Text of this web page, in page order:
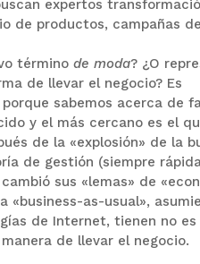
expertos
de productos, campañas
términode moda? ¿O
de llevar el negocio? Es
sabemos acerca de
y el más cercano es el
de la «explosión» de la
de gestión (siempre
sus «lemas» de
«business-as-usual»,
de Internet, tienen no es
de llevar el negocio.